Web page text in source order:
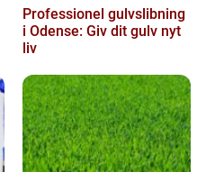
Professionel gulvslibning
i Odense: Giv dit gulv nyt
liv